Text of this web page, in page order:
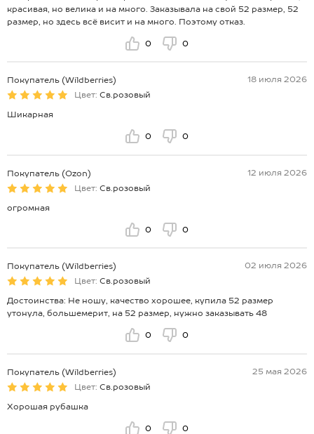
красивая, но велика и на много. Заказывала на свой 52 размер, 52
размер, но здесь всё висит и на много. Поэтому отказ.
0 0
Покупатель (Wildberries)
18 июля 2026
Цвет: Св.розовый
Шикарная
0 0
Покупатель (Ozon)
12 июля 2026
Цвет: Св.розовый
огромная
0 0
Покупатель (Wildberries)
02 июля 2026
Цвет: Св.розовый
Достоинства: Не ношу, качество хорошее, купила 52 размер
утонула, большемерит, на 52 размер, нужно заказывать 48
0 0
Покупатель (Wildberries)
25 мая 2026
Цвет: Св.розовый
Хорошая рубашка
0 0